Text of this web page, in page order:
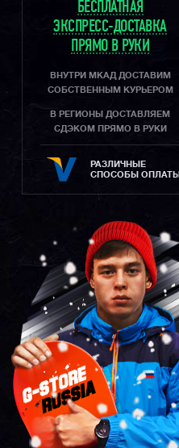
БЕСПЛАТНАЯ
ЭКСПРЕСС-ДОСТАВКА
ПРЯМО В РУКИ
ВНУТРИ МКАД ДОСТАВИМ
СОБСТВЕННЫМ КУРЬЕРОМ
В РЕГИОНЫ ДОСТАВЛЯЕМ
СДЭКОМ ПРЯМО В РУКИ
РАЗЛИЧНЫЕ
СПОСОБЫ ОПЛАТЫ